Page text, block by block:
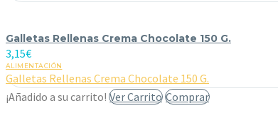
Galletas Rellenas Crema Chocolate 150 G.
3,15€
ALIMENTACIÓN
Galletas Rellenas Crema Chocolate 150 G.
¡Añadido a su carrito! Ver Carrito Comprar